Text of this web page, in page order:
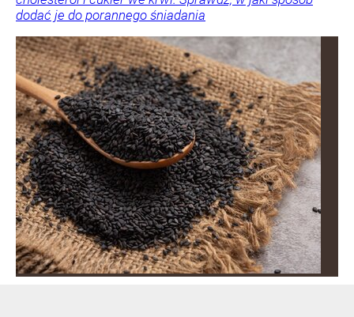
dodać je do porannego śniadania